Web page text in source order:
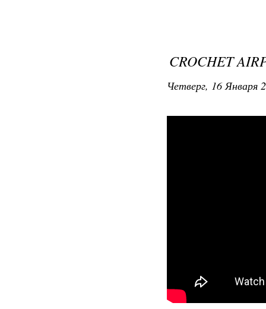
CROCHET
Четверг, 16 Января